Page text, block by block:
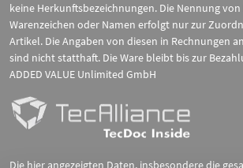
keine Herkunftsbezeichnungen. Die Nennung
Warenzeichen oder Namen erfolgt nur zur
Artikel. Die Angaben von diesen in Rechnungen
sind nicht statthaft. Die Ware bleibt bis zur
ADDED VALUE Unlimited GmbH
Die hier angezeigten Daten, insbesondere die